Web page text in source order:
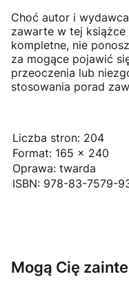
Choć autor i
zawarte w tej książce
kompletne, nie
za mogące pojawić
przeoczenia lub
stosowania porad
Liczba stron: 204
Format: 165 x 240
Oprawa: twarda
ISBN: 978-83-7579-
Mogą Cię